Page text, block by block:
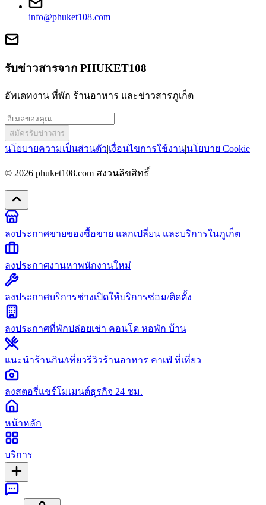
info@phuket108.com
รับข่าวสารจาก PHUKET108
อัพเดทงาน ที่พัก ร้านอาหาร และข่าวสารภูเก็ต
สมัครรับข่าวสาร
นโยบายความเป็นส่วนตัว|เงื่อนไขการใช้งาน|นโยบาย Cookie
© 2026 phuket108.com สงวนลิขสิทธิ์
ลงประกาศขายของซื้อขาย แลกเปลี่ยน และบริการในภูเก็ต
ลงประกาศงานหาพนักงานใหม่
ลงประกาศบริการช่างเปิดให้บริการซ่อม/ติดตั้ง
ลงประกาศที่พักปล่อยเช่า คอนโด หอพัก บ้าน
แนะนำร้านกิน/เที่ยวรีวิวร้านอาหาร คาเฟ่ ที่เที่ยว
ลงสตอรี่แชร์โมเมนต์ธุรกิจ 24 ชม.
หน้าหลัก
บริการ